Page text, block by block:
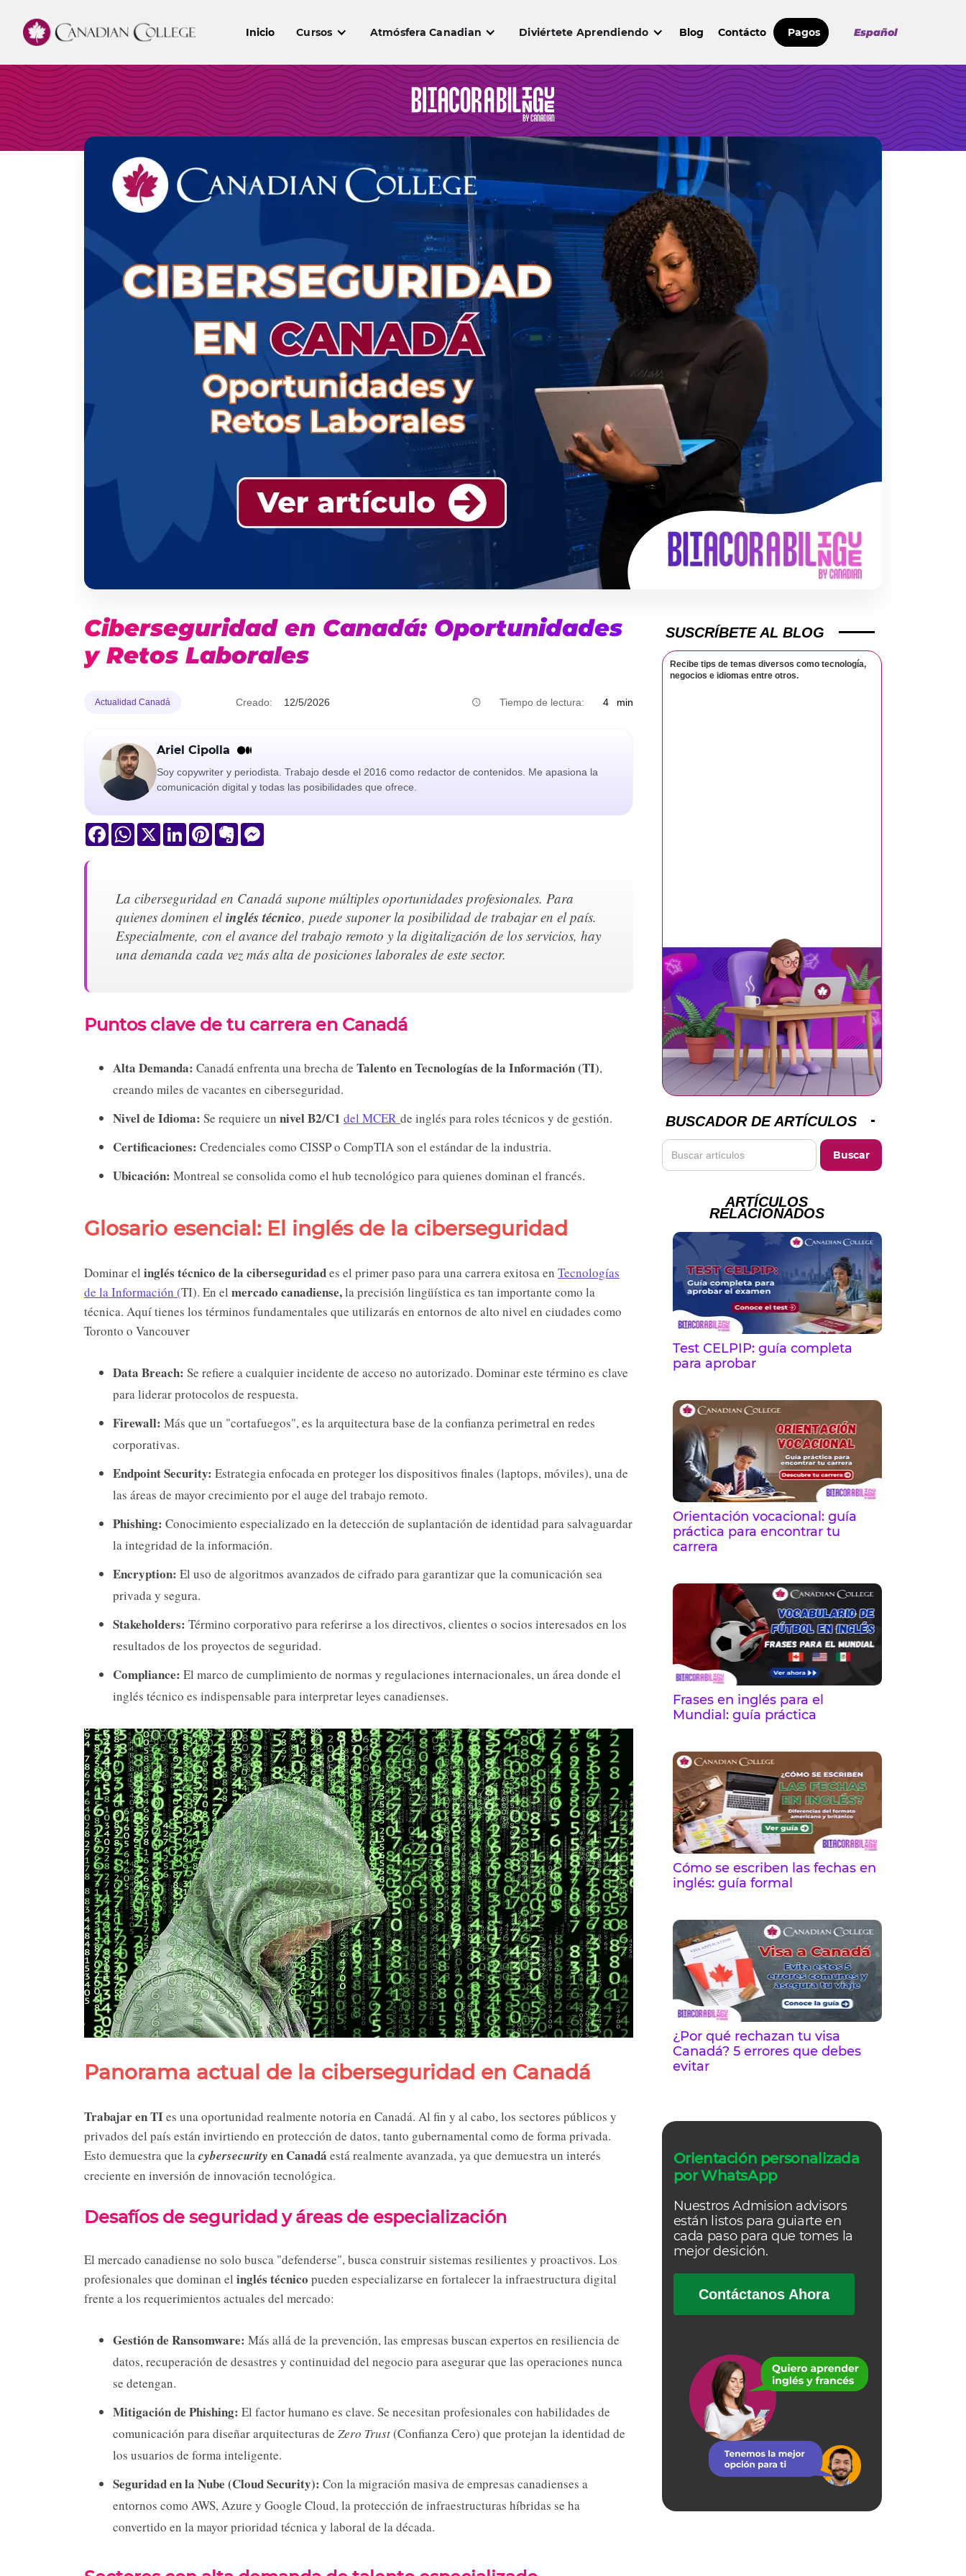
Inicio Cursos Atmósfera Canadian Diviértete Aprendiendo Blog Contácto Pagos Español
Ciberseguridad en Canadá: Oportunidades
y Retos Laborales
Actualidad Canadá Creado: 12/5/2026 Tiempo de lectura: 4 min
Ariel Cipolla
Soy copywriter y periodista. Trabajo desde el 2016 como redactor de contenidos. Me apasiona la
comunicación digital y todas las posibilidades que ofrece.
FacebookWhatsApp
X LinkedInPinterestEvernote
La ciberseguridad en Canadá supone múltiples oportunidades profesionales. Para
quienes dominen elinglés técnico, puede suponer la posibilidad de trabajar en el país.
Especialmente, con el avance del trabajo remoto y la digitalización de los servicios, hay
una demanda cada vez más alta de posiciones laborales de este sector.
Puntos clave de tu carrera en Canadá
Alta Demanda: Canadá enfrenta una brecha de Talento en Tecnologías de la Información (TI),
creando miles de vacantes en ciberseguridad.
Nivel de Idioma: Se requiere un nivel B2/C1 del MCER de inglés para roles técnicos y de gestión.
Certificaciones: Credenciales como CISSP o CompTIA son el estándar de la industria.
Ubicación: Montreal se consolida como el hub tecnológico para quienes dominan el francés.
Glosario esencial: El inglés de la ciberseguridad
Dominar el inglés técnico de la ciberseguridades el primer paso para una carrera exitosa en Tecnologías
de la Información (TI). En el mercado canadiense,la precisión lingüística es tan importante como la
técnica. Aquí tienes los términos fundamentales que utilizarás en entornos de alto nivel en ciudades como
Toronto o Vancouver
Data Breach: Se refiere a cualquier incidente de acceso no autorizado. Dominar este término es clave
para liderar protocolos de respuesta.
Firewall: Más que un "cortafuegos", es la arquitectura base de la confianza perimetral en redes
corporativas.
Endpoint Security: Estrategia enfocada en proteger los dispositivos finales (laptops, móviles), una de
las áreas de mayor crecimiento por el auge del trabajo remoto.
Phishing: Conocimiento especializado en la detección de suplantación de identidad para salvaguardar
la integridad de la información.
Encryption: El uso de algoritmos avanzados de cifrado para garantizar que la comunicación sea
privada y segura.
Stakeholders: Término corporativo para referirse a los directivos, clientes o socios interesados en los
resultados de los proyectos de seguridad.
Compliance: El marco de cumplimiento de normas y regulaciones internacionales, un área donde el
inglés técnico es indispensable para interpretar leyes canadienses.
Panorama actual de la ciberseguridad en Canadá
Trabajar en TIes una oportunidad realmente notoria en Canadá. Al fin y al cabo, los sectores públicos y
privados del país están invirtiendo en protección de datos, tanto gubernamental como de forma privada.
Esto demuestra que lacybersecurity en Canadá está realmente avanzada, ya que demuestra un interés
creciente en inversión de innovación tecnológica.
Desafíos de seguridad y áreas de especialización
El mercado canadiense no solo busca "defenderse", busca construir sistemas resilientes y proactivos. Los
profesionales que dominan el inglés técnico pueden especializarse en fortalecer la infraestructura digital
frente a los requerimientos actuales del mercado:
Gestión de Ransomware: Más allá de la prevención, las empresas buscan expertos en resiliencia de
datos, recuperación de desastres y continuidad del negocio para asegurar que las operaciones nunca
se detengan.
Mitigación de Phishing: El factor humano es clave. Se necesitan profesionales con habilidades de
comunicación para diseñar arquitecturas de Zero Trust(Confianza Cero) que protejan la identidad de
los usuarios de forma inteligente.
Seguridad en la Nube (Cloud Security): Con la migración masiva de empresas canadienses a
entornos como AWS, Azure y Google Cloud, la protección de infraestructuras híbridas se ha
convertido en la mayor prioridad técnica y laboral de la década.
SUSCRÍBETE AL BLOG
Recibe tips de temas diversos como tecnología,
negocios e idiomas entre otros.
BUSCADOR DE ARTÍCULOS
ARTÍCULOS
RELACIONADOS
Test CELPIP: guía completa
para aprobar
Orientación vocacional: guía
práctica para encontrar tu
carrera
Frases en inglés para el
Mundial: guía práctica
Cómo se escriben las fechas en
inglés: guía formal
¿Por qué rechazan tu visa
Canadá? 5 errores que debes
evitar
Orientación personalizada
por WhatsApp
Nuestros Admision advisors
están listos para guiarte en
cada paso para que tomes la
mejor desición.
Contáctanos Ahora